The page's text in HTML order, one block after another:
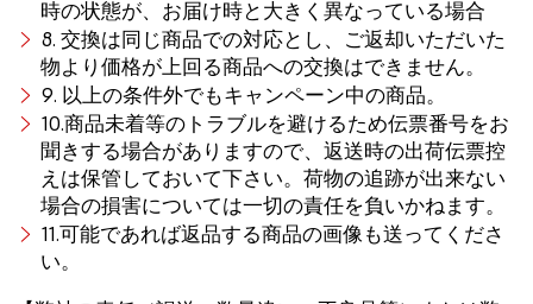
時の状態が、お届け時と大きく異なっている場合
8. 交換は同じ商品での対応とし、ご返却いただいた
物より価格が上回る商品への交換はできません。
9. 以上の条件外でもキャンペーン中の商品。
10.商品未着等のトラブルを避けるため伝票番号をお
聞きする場合がありますので、返送時の出荷伝票控
えは保管しておいて下さい。荷物の追跡が出来ない
場合の損害については一切の責任を負いかねます。
11.可能であれば返品する商品の画像も送ってくださ
い。